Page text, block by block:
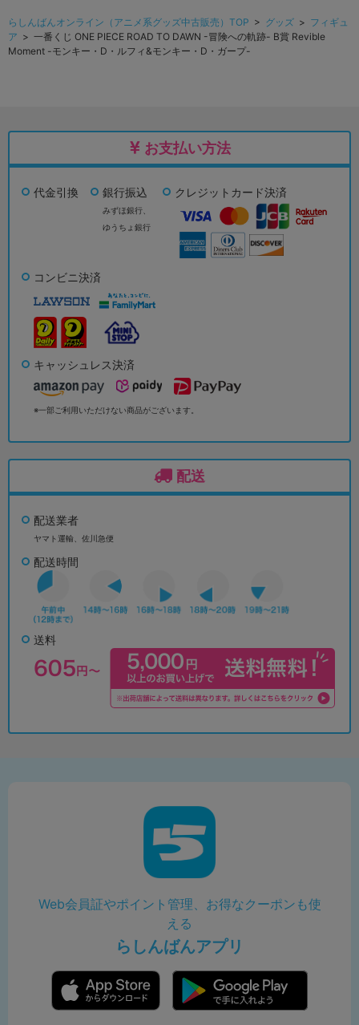
らしんばんオンライン（アニメ系グッズ中古販売）TOP > グッズ > フィギュ
ア > 一番くじ ONE PIECE ROAD TO DAWN -冒険への軌跡- B賞 Revible
Moment -モンキー・D・ルフィ&モンキー・D・ガープ-
お支払い方法
代金引換 銀行振込
みずほ銀行、
ゆうちょ銀行
クレジットカード決済
コンビニ決済
キャッシュレス決済
※一部ご利用いただけない商品がございます。
配送
配送業者
ヤマト運輸、佐川急便
配送時間
送料
Web会員証やポイント管理、お得なクーポンも使
える
らしんばんアプリ